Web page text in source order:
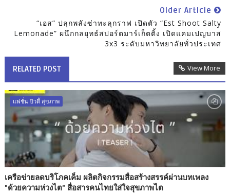
Older Article
“เอส” ปลุกพลังซ่าทะลุกราฟ เปิดตัว “est Shoot Salty
Lemonade” ผนึกกลยุทธ์สปอร์ตมาร์เก็ตติ้ง เปิดแคมเปญบาส
3x3 ระดับมหาวิทยาลัยทั่วประเทศ
RELATED POST View More
แฟชั่น บิวตี้ สุขภาพ
เครือข่ายลดบริโภคเค็ม ผลิตกิจกรรมสื่อสร้างสรรค์ผ่านบทเพลง
"ด้วยความห่วงไต" สื่อสารคนไทยใส่ใจสุขภาพไต